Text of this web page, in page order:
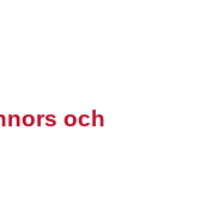
och